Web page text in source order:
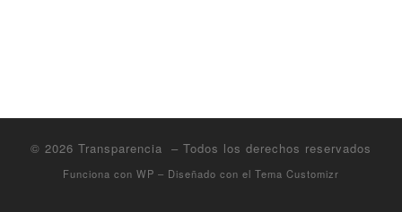
© 2026 Transparencia – Todos los derechos reservados
Funciona con WP – Diseñado con el Tema Customizr